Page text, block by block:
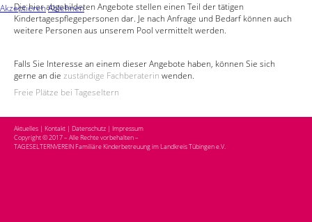
Die hier abgebildeten Angebote stellen einen Teil der tätigen
Kindertagespflegepersonen dar. Je nach Anfrage und Bedarf können auch
weitere Personen aus unserem Pool vermittelt werden.
Falls Sie Interesse an einem dieser Angebote haben, können Sie sich
gerne an die zuständige Fachberaterin wenden.
Freie Plätze bei Tageseltern
Aktuelles | Kontakt | Datenschutz | Impressum
Copyright © 2017 – Alle Rechte vorbehalten –
TAGESELTERNVEREIN Familiäre Kinderbetreuung im Landkreis Tübingen e.V.
Akzeptieren Ablehnen